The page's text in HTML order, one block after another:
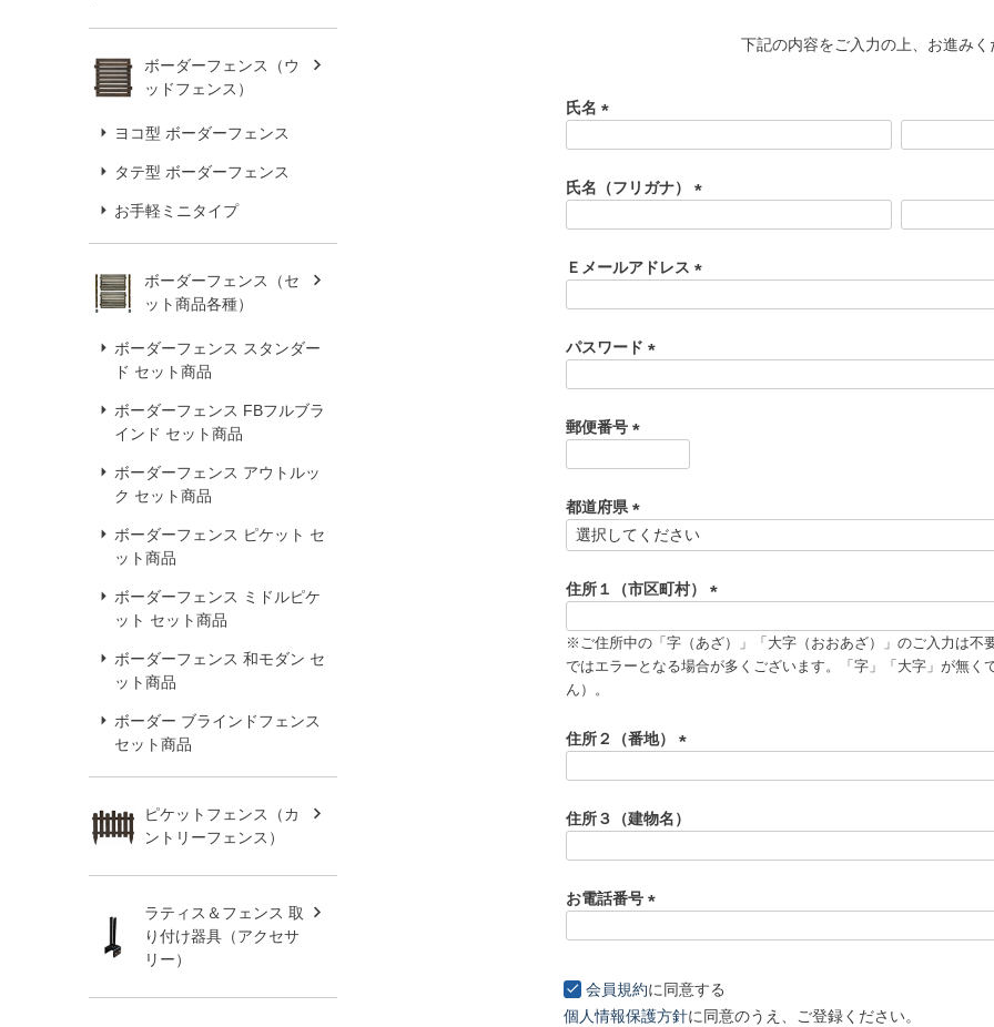
ボーダーフェンス（ウ
ッドフェンス）
ヨコ型 ボーダーフェンス
タテ型 ボーダーフェンス
お手軽ミニタイプ
ボーダーフェンス（セ
ット商品各種）
ボーダーフェンス スタンダー
ド セット商品
ボーダーフェンス FBフルブラ
インド セット商品
ボーダーフェンス アウトルッ
ク セット商品
ボーダーフェンス ピケット セ
ット商品
ボーダーフェンス ミドルピケ
ット セット商品
ボーダーフェンス 和モダン セ
ット商品
ボーダー ブラインドフェンス
セット商品
ピケットフェンス（カ
ントリーフェンス）
ラティス＆フェンス 取
り付け器具（アクセサ
リー）
下記の内容をご入力の上、お進みく
氏名
須
)
氏名（フリガナ）
須
)
Ｅメールアドレス
)
パスワード
)
郵便番号
須
)
都道府県
(
須
)
住所１（市区町村）
必
須
※ご住所中の「字（あざ）」「大字（おおあざ）」のご入力は不
ではエラーとなる場合が多くございます。「字」「大字」が無く
ん）。
住所２（番地）
須
)
住所３（建物名）
お電話番号
)
会員規約に同意する
個人情報保護方針に同意のうえ、ご登録ください。